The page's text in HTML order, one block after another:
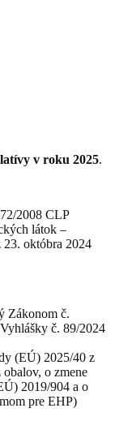
v roku 2025.
2008 CLP
látok –
októbra 2024
Zákonom č.
č. 89/2024
(EÚ) 2025/40 z
obalov, o zmene
2019/904 a o
pre EHP)